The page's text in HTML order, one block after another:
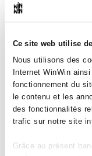
Ce site web utilise
Nous utilisons des
Internet WinWin
fonctionnement du
le contenu et les
des fonctionnalités
trafic sur notre site
Grâce au présent
sur